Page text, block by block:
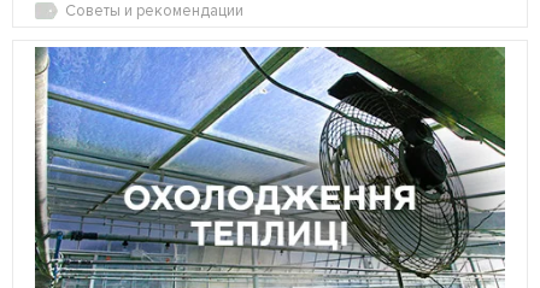
Советы и рекомендации